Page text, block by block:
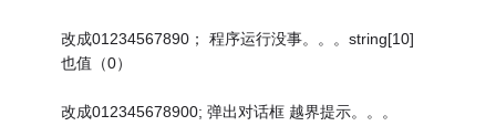
改成01234567890； 程序运行没事。。。string[10]
也值（0）
改成012345678900; 弹出对话框 越界提示。。。